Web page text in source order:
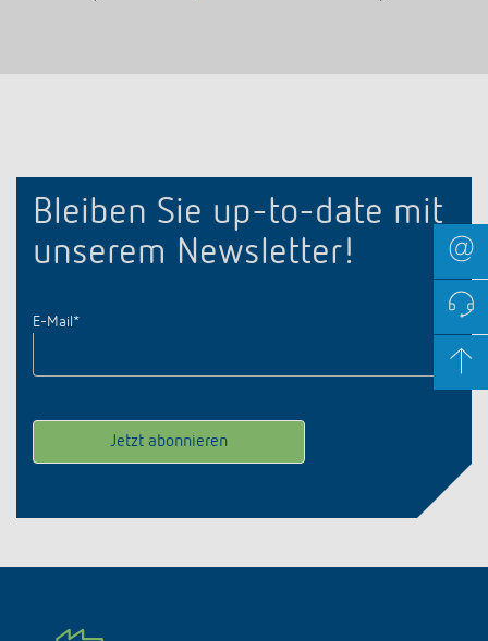
Bleiben Sie up-to-date mit
unserem Newsletter!
E-Mail *